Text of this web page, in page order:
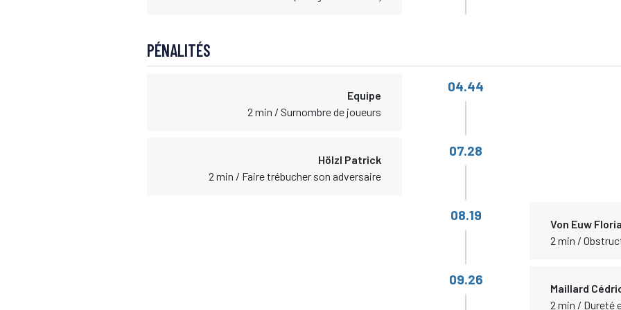
PÉNALITÉS
Equipe
2 min / Surnombre de joueurs
04.44
Hölzl Patrick
2 min / Faire trébucher son adversaire
07.28
08.19
Von Euw
2 min /
09.26
Maillard
2 min / Dureté